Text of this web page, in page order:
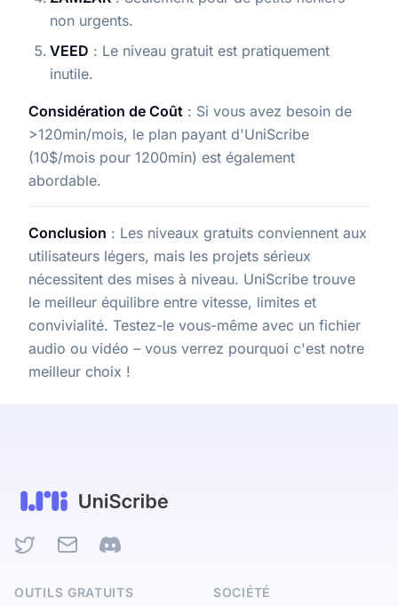
non urgents.
VEED : Le niveau gratuit est pratiquement
inutile.
Considération de Coût : Si vous avez besoin de
>120min/mois, le plan payant d'UniScribe
(10$/mois pour 1200min) est également
abordable.
Conclusion : Les niveaux gratuits conviennent aux
utilisateurs légers, mais les projets sérieux
nécessitent des mises à niveau. UniScribe trouve
le meilleur équilibre entre vitesse, limites et
convivialité. Testez-le vous-même avec un fichier
audio ou vidéo – vous verrez pourquoi c'est notre
meilleur choix !
TwitterEmail Discord
OUTILS GRATUITS SOCIÉTÉ